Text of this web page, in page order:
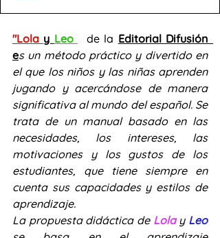
"Lola y Leo
  de la
Editorial Difusión
es un método práctico y divertido en
el que los niños y las niñas aprenden
jugando y acercándose de manera
significativa al mundo del español. Se
trata de un manual basado en las
necesidades, los intereses, las
motivaciones y los gustos de los
estudiantes, que tiene siempre en
cuenta sus capacidades y estilos de
aprendizaje.
La propuesta didáctica de Lola y Leo